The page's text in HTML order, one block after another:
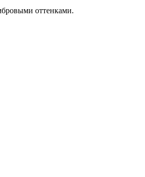
оттенками.